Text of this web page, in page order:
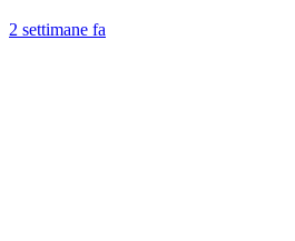
2 settimane fa